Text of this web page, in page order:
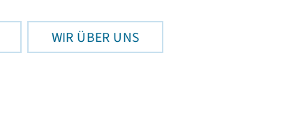
WIR ÜBER UNS